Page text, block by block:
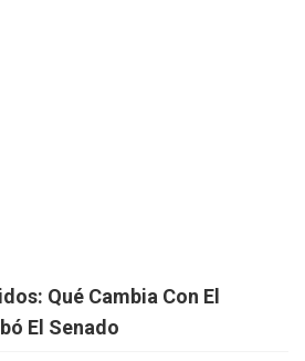
Qué Cambia Con El
El Senado